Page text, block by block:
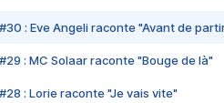
#30 : Eve Angeli raconte "Avant de
#29 : MC Solaar raconte "Bouge de là"
#28 : Lorie raconte "Je vais vite"